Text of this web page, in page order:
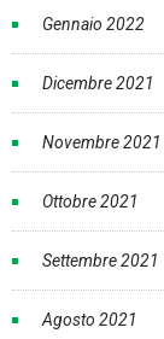
Gennaio 2022
Dicembre 2021
Novembre 2021
Ottobre 2021
Settembre 2021
Agosto 2021